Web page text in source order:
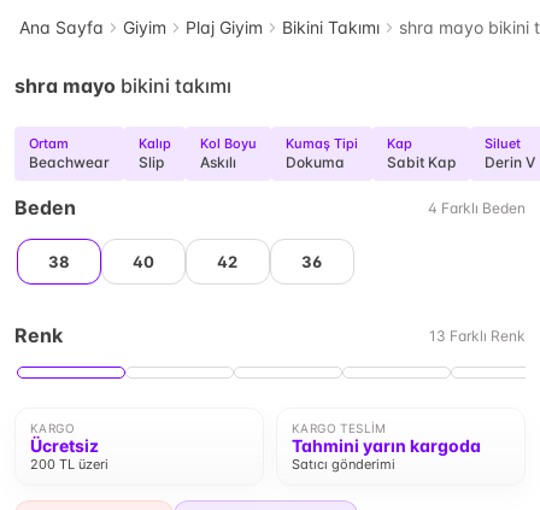
Ana Sayfa Giyim Plaj Giyim Bikini Takımı shra mayo bikini
shra mayo bikini takımı
Ortam
Beachwear
Kalıp
Slip
Kol Boyu
Askılı
Kumaş Tipi
Dokuma
Kap
Sabit Kap
Siluet
Derin V
Beden 4 Farklı Beden
38 40 42 36
Renk 13 Farklı Renk
KARGO
Ücretsiz
200 TL üzeri
KARGO TESLIM
Tahmini yarın kargoda
Satıcı gönderimi